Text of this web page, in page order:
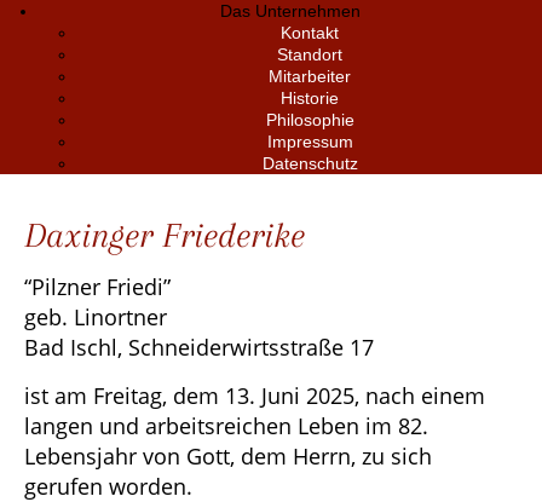
Das Unternehmen
Kontakt
Standort
Mitarbeiter
Historie
Philosophie
Impressum
Datenschutz
Daxinger Friederike
“Pilzner Friedi”
geb. Linortner
Bad Ischl, Schneiderwirtsstraße 17
ist am Freitag, dem 13. Juni 2025, nach einem
langen und arbeitsreichen Leben im 82.
Lebensjahr von Gott, dem Herrn, zu sich
gerufen worden.